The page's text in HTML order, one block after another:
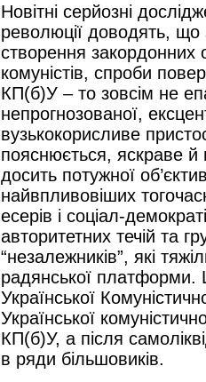
Новітні серйозні
революції доводять,
створення закордонних
комуністів, спроби
КП(б)У – то зовсім не
непрогнозованої,
вузькокорисливе
пояснюється, яскраве
досить потужної
найвпливовіших
есерів і соціал-
авторитетних течій та
“незалежників”, які
радянської
Української
Української
КП(б)У, а після
в ряди більшовиків.